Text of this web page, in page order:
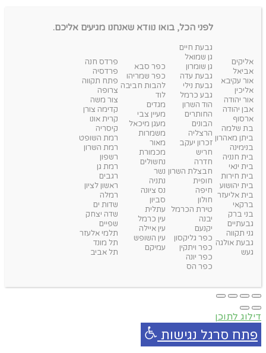
לפני הכל, בואו נוודא שאנחנו מגיעים אליכם.
אליקים
אביאל
אור עקיבא
אליכין
אור יהודה
אבן יהודה
ארסוף
בת שלמה
ביתן מאהרון
בנימינה
בית חנניה
בית ינאי
בית חירות
בית יהושוע
בית אליעזר
ברקאי
בני ברק
גבעתיים
גני תקווה
גבעת אולגה
געש
גבעת חיים
גן שמואל
גן שומרון
גבעת עדה
גבעת נילי
גבע כרמל
הוד השרון
החותרים
הבונים
הרצליה
זכרון יעקב
חריש
חדרה
חבצלת השרון
חופית
חיפה
חולון
טירת הכרמל
יבנה
יקנעם
כפר גליקסון
כפר ויתקין
כפר יונה
כפר הס
כפר סבא
כפר שמריהו
להבות חביבה
לוד
מגדים
מעיין צבי
מעגן מיכאל
משמרות
מאור
מכמורת
נחשולים
נשר
נתניה
נס ציונה
סביון
עתלית
עין כרמל
עין איילה
עין השופש
עמיקם
פרדס חנה
פרדסיה
פתח תקווה
צרופה
צור משה
קדימה צורן
קרית אונו
קיסריה
רמת השופט
רמת השרון
רשפון
רמת גן
רגבים
ראשון לציון
רמלה
שדות ים
שדה יצחק
שפיים
תלמי אלעזר
תל מונד
תל אביב
דילוג לתוכן
פתח סרגל נגישות